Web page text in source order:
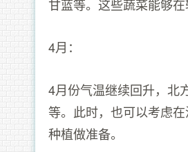
甘蓝等。这些蔬菜能够
4月：
4月份气温继续回升，北
等。此时，也可以考虑
种植做准备。